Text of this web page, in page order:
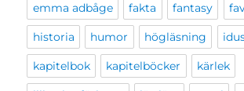
emma adbåge fakta fantasy
historia humor högläsning
kapitelbok kapitelböcker kärlek